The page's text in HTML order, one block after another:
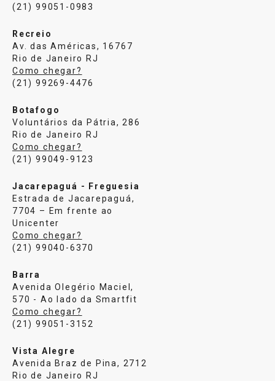
(21) 99051-0983
Recreio
Av. das Américas, 16767
Rio de Janeiro RJ
Como chegar?
(21) 99269-4476
Botafogo
Voluntários da Pátria, 286
Rio de Janeiro RJ
Como chegar?
(21) 99049-9123
Jacarepaguá - Freguesia
Estrada de Jacarepaguá,
7704 – Em frente ao
Unicenter
Como chegar?
(21) 99040-6370
Barra
Avenida Olegério Maciel,
570 - Ao lado da Smartfit
Como chegar?
(21) 99051-3152
Vista Alegre
Avenida Braz de Pina, 2712
Rio de Janeiro RJ